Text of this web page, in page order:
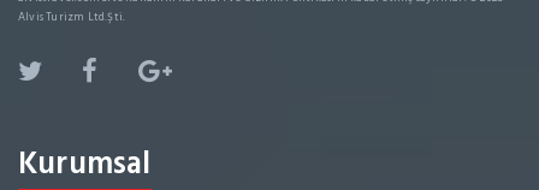
Alvis Turizm Ltd.Şti.
Kurumsal